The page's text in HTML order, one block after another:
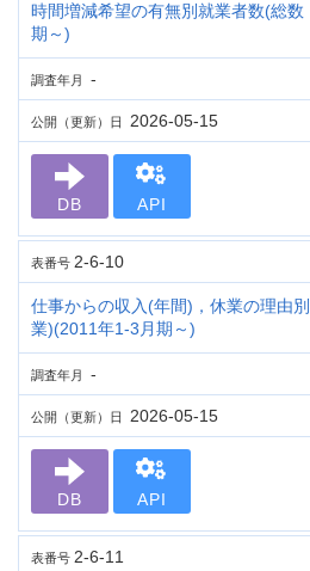
時間増減希望の有無別就業者数(総
期～)
調査年月 -
公開（更新）日 2026-05-15
DB API
表番号 2-6-10
仕事からの収入(年間)，休業の理由
業)(2011年1-3月期～)
調査年月 -
公開（更新）日 2026-05-15
DB API
表番号 2-6-11